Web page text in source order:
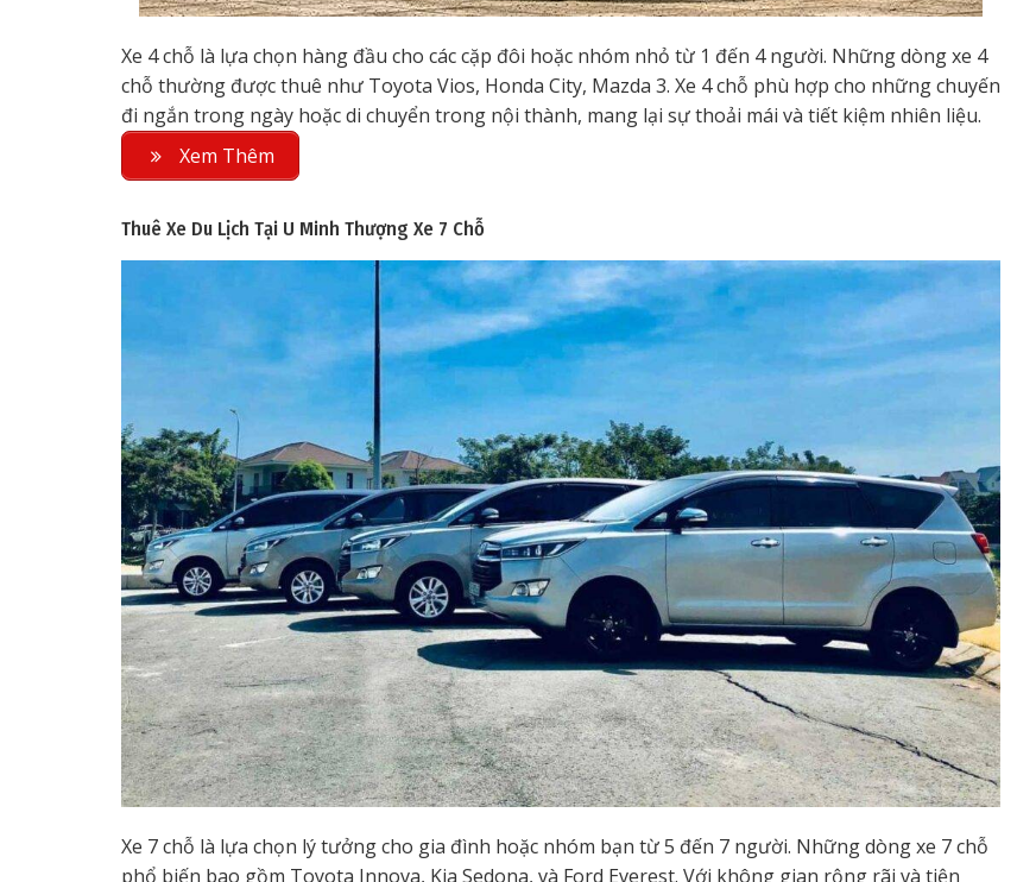
Xe 4 chỗ là lựa chọn hàng đầu cho các cặp đôi hoặc nhóm nhỏ từ 1 đến 4 người. Những dòng xe 4
chỗ thường được thuê như Toyota Vios, Honda City, Mazda 3. Xe 4 chỗ phù hợp cho những chuyến
đi ngắn trong ngày hoặc di chuyển trong nội thành, mang lại sự thoải mái và tiết kiệm nhiên liệu.
Xem Thêm
Thuê Xe Du Lịch Tại U Minh Thượng Xe 7 Chỗ
Xe 7 chỗ là lựa chọn lý tưởng cho gia đình hoặc nhóm bạn từ 5 đến 7 người. Những dòng xe 7 chỗ
phổ biến bao gồm Toyota Innova, Kia Sedona, và Ford Everest. Với không gian rộng rãi và tiện